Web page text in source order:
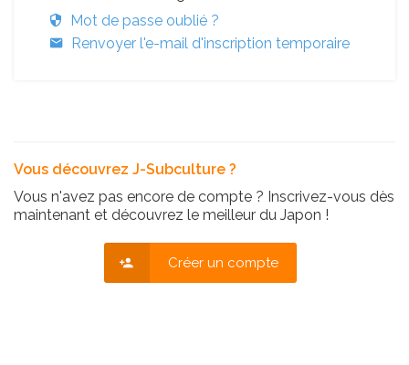
Mot de passe oublié ?
Renvoyer l'e-mail d'inscription temporaire
Vous découvrez J-Subculture ?
Vous n'avez pas encore de compte ? Inscrivez-vous dès
maintenant et découvrez le meilleur du Japon !
Créer un compte